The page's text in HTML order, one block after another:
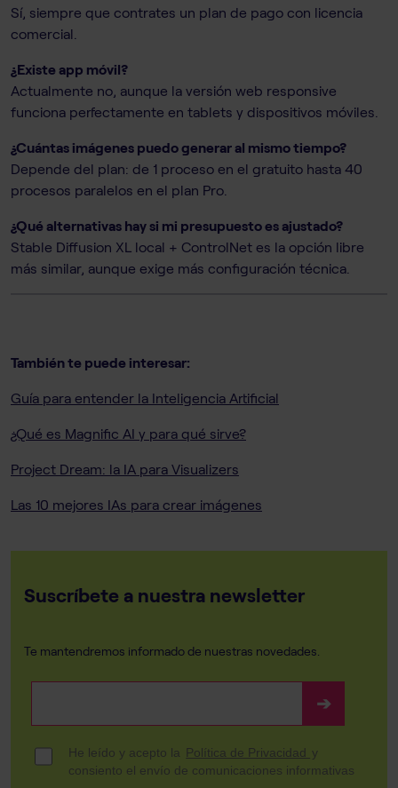
Sí, siempre que contrates un plan de pago con licencia
comercial.
¿Existe app móvil?
Actualmente no, aunque la versión web responsive
funciona perfectamente en tablets y dispositivos móviles.
¿Cuántas imágenes puedo generar al mismo tiempo?
Depende del plan: de 1 proceso en el gratuito hasta 40
procesos paralelos en el plan Pro.
¿Qué alternativas hay si mi presupuesto es ajustado?
Stable Diffusion XL local + ControlNet es la opción libre
más similar, aunque exige más configuración técnica.
También te puede interesar:
Guía para entender la Inteligencia Artificial
¿Qué es Magnific AI y para qué sirve?
Project Dream: la IA para Visualizers
Las 10 mejores IAs para crear imágenes
Suscríbete a nuestra newsletter
Te mantendremos informado de nuestras novedades.